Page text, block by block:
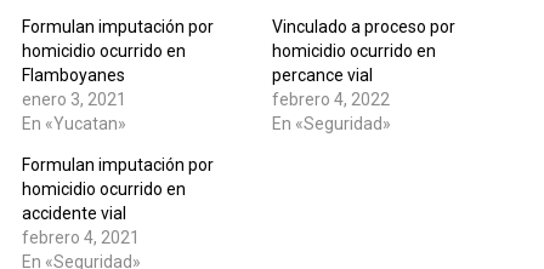
Formulan imputación por
homicidio ocurrido en
Flamboyanes
enero 3, 2021
En «Yucatan»
Vinculado a proceso por
homicidio ocurrido en
percance vial
febrero 4, 2022
En «Seguridad»
Formulan imputación por
homicidio ocurrido en
accidente vial
febrero 4, 2021
En «Seguridad»